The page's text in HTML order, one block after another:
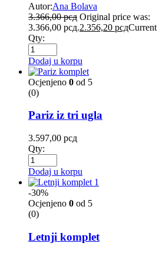
Autor:Ana Bolava
3.366,00рсд Original price was:
3.366,00 рсд.2.356,20 рсдCurrent
Qty:
Dodaj u korpu
Ocjenjeno 0 od 5
(0)
Pariz iz tri ugla
3.597,00 рсд
Qty:
Dodaj u korpu
-30%
Ocjenjeno 0 od 5
(0)
Letnji komplet